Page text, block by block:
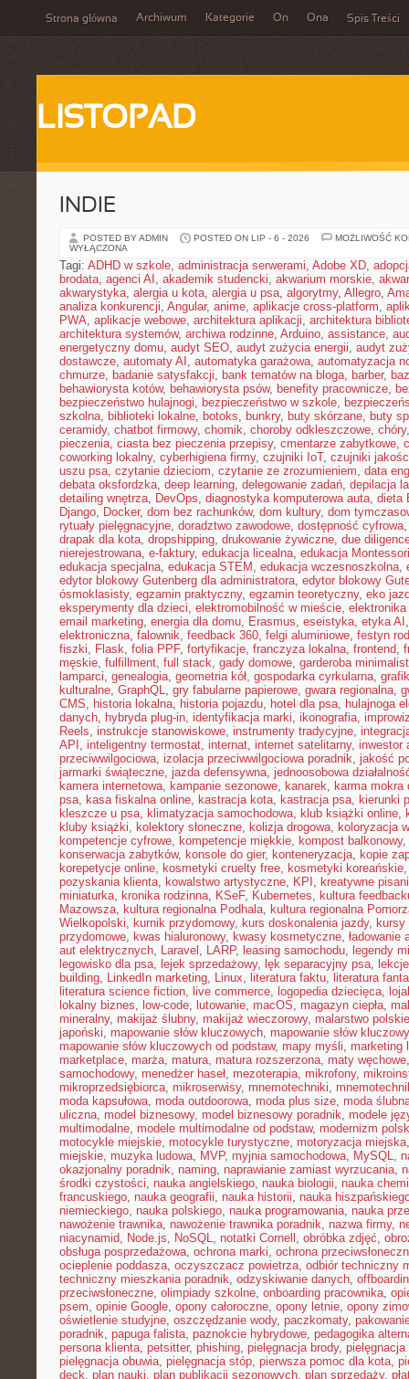
Strona główna Archiwum Kategorie On Ona Spis Treści
LISTOPAD
INDIE
POSTED BY ADMIN POSTED ON LIP - 6 - 2026
MOŻLIWOŚĆ
WYŁĄCZONA
Tagi: ADHD w szkole, administracja serwerami, Adobe XD,
brodata, agenci AI , akademik studencki, akwarium morskie,
akwarystyka, alergia u kota, alergia u psa, algorytmy, Allegro,
analiza konkurencji, Angular, anime, aplikacje cross-platform,
PWA, aplikacje webowe, architektura aplikacji, architektura
architektura systemów, archiwa rodzinne, Arduino, assistance,
energetyczny domu, audyt SEO, audyt zużycia energii, audyt
dostawcze, automaty AI , automatyka garażowa, automatyzacja
chmurze, badanie satysfakcji, bank tematów na bloga, barber,
behawiorysta kotów, behawiorysta psów, benefity pracownicze,
bezpieczeństwo hulajnogi, bezpieczeństwo w szkole,
szkolna, biblioteki lokalne, botoks, bunkry, buty skórzane, buty
ceramidy, chatbot firmowy, chomik, choroby odkleszczowe, chóry
pieczenia, ciasta bez pieczenia przepisy, cmentarze zabytkowe,
coworking lokalny, cyberhigiena firmy, czujniki IoT, czujniki
uszu psa, czytanie dzieciom, czytanie ze zrozumieniem, data
debata oksfordzka, deep learning, delegowanie zadań, depilacja
detailing wnętrza, DevOps, diagnostyka komputerowa auta, dieta
Django, Docker, dom bez rachunków, dom kultury, dom
rytuały pielęgnacyjne, doradztwo zawodowe, dostępność cyfrowa
drapak dla kota, dropshipping, drukowanie żywiczne, due
nierejestrowana, e-faktury, edukacja licealna, edukacja Montessori
edukacja specjalna, edukacja STEM , edukacja wczesnoszkolna,
edytor blokowy Gutenberg dla administratora, edytor blokowy
ósmoklasisty, egzamin praktyczny, egzamin teoretyczny, eko
eksperymenty dla dzieci, elektromobilność w mieście, elektronika
email marketing, energia dla domu, Erasmus, eseistyka, etyka AI
elektroniczna, falownik, feedback 360, felgi aluminiowe, festyn
fiszki, Flask, folia PPF, fortyfikacje, franczyza lokalna, frontend,
męskie, fulfillment, full stack, gady domowe, garderoba
lamparci, genealogia, geometria kół, gospodarka cyrkularna,
kulturalne, GraphQL, gry fabularne papierowe, gwara regionalna,
CMS, historia lokalna, historia pojazdu, hotel dla psa, hulajnoga
danych, hybryda plug-in, identyfikacja marki, ikonografia,
Reels, instrukcje stanowiskowe, instrumenty tradycyjne,
API , inteligentny termostat, internat, internet satelitarny, inwestor
przeciwwilgociowa, izolacja przeciwwilgociowa poradnik, jakość
jarmarki świąteczne, jazda defensywna, jednoosobowa
kamera internetowa, kampanie sezonowe, kanarek, karma mokra
psa, kasa fiskalna online, kastracja kota, kastracja psa, kierunki
kleszcze u psa, klimatyzacja samochodowa, klub książki online,
kluby książki, kolektory słoneczne, kolizja drogowa, koloryzacja
kompetencje cyfrowe, kompetencje miękkie, kompost balkonowy,
konserwacja zabytków, konsole do gier, konteneryzacja, kopie
korepetycje online, kosmetyki cruelty free, kosmetyki koreańskie
pozyskania klienta, kowalstwo artystyczne, KPI , kreatywne
miniaturka, kronika rodzinna, KSeF, Kubernetes, kultura
Mazowsza, kultura regionalna Podhala, kultura regionalna
Wielkopolski, kurnik przydomowy, kurs doskonalenia jazdy, kursy
przydomowe, kwas hialuronowy, kwasy kosmetyczne, ładowanie
aut elektrycznych, Laravel , LARP, leasing samochodu, legendy
legowisko dla psa, lejek sprzedażowy, lęk separacyjny psa,
building, LinkedIn marketing, Linux, literatura faktu, literatura
literatura science fiction, live commerce, logopedia dziecięca,
lokalny biznes, low-code, lutowanie, macOS, magazyn ciepła,
mineralny, makijaż ślubny, makijaż wieczorowy, malarstwo polskie
japoński, mapowanie słów kluczowych, mapowanie słów
mapowanie słów kluczowych od podstaw, mapy myśli, marketing
marketplace, marża, matura, matura rozszerzona, maty węchowe
samochodowy, menedżer haseł, mezoterapia, mikrofony,
mikroprzedsiębiorca, mikroserwisy, mnemotechniki,
moda kapsułowa, moda outdoorowa, moda plus size, moda
uliczna, model biznesowy, model biznesowy poradnik, modele
multimodalne, modele multimodalne od podstaw, modernizm
motocykle miejskie, motocykle turystyczne, motoryzacja miejska
miejskie, muzyka ludowa, MVP, myjnia samochodowa, MySQL,
okazjonalny poradnik, naming, naprawianie zamiast wyrzucania,
środki czystości, nauka angielskiego, nauka biologii, nauka
francuskiego, nauka geografii, nauka historii, nauka
niemieckiego, nauka polskiego, nauka programowania, nauka
nawożenie trawnika, nawożenie trawnika poradnik, nazwa firmy,
niacynamid, Node.js, NoSQL, notatki Cornell , obróbka zdjęć,
obsługa posprzedażowa, ochrona marki, ochrona
ocieplenie poddasza, oczyszczacz powietrza, odbiór techniczny
techniczny mieszkania poradnik, odzyskiwanie danych,
przeciwsłoneczne, olimpiady szkolne, onboarding pracownika,
psem, opinie Google, opony całoroczne, opony letnie, opony
oświetlenie studyjne, oszczędzanie wody, paczkomaty,
poradnik, papuga falista, paznokcie hybrydowe, pedagogika
persona klienta, petsitter, phishing, pielęgnacja brody, pielęgnacja
pielęgnacja obuwia, pielęgnacja stóp, pierwsza pomoc dla kota,
deck, plan nauki, plan publikacji sezonowych, plan sprzedaży,